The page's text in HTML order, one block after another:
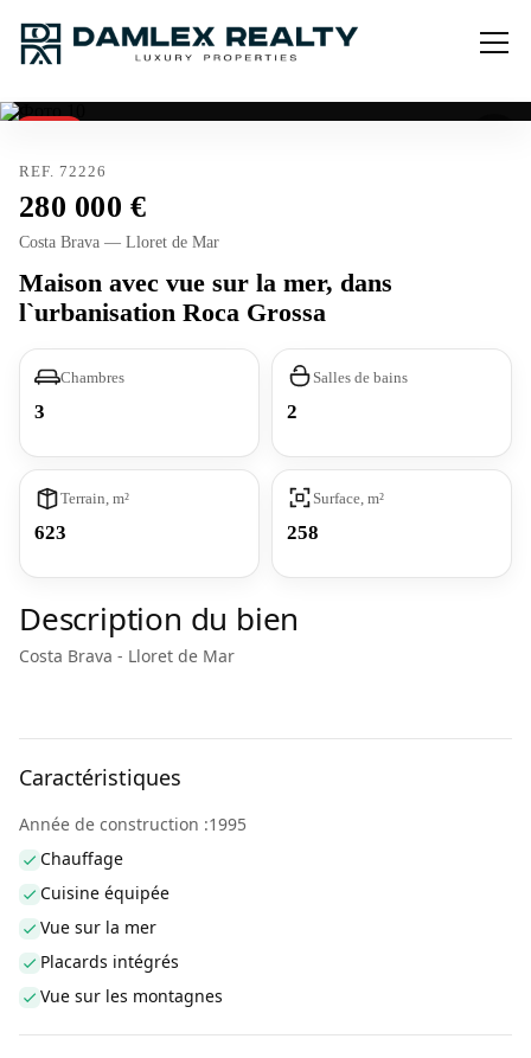
REF. 72226
280 000
Costa Brava — Lloret de Mar
Maison avec vue sur la mer, dans
l`urbanisation Roca Grossa
Chambres
3
Salles de bains
2
Terrain, m²
623
Surface, m²
258
Description du bien
Costa Brava - Lloret de Mar
Caractéristiques
Année de construction :1995
Chauffage
Cuisine équipée
Vue sur la mer
Placards intégrés
Vue sur les montagnes